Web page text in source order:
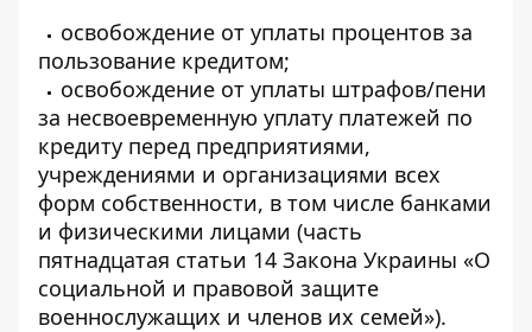
освобождение от уплаты процентов за
пользование кредитом;
освобождение от уплаты штрафов/пени
за несвоевременную уплату платежей по
кредиту перед предприятиями,
учреждениями и организациями всех
форм собственности, в том числе банками
и физическими лицами (часть
пятнадцатая статьи 14 Закона Украины «О
социальной и правовой защите
военнослужащих и членов их семей»).